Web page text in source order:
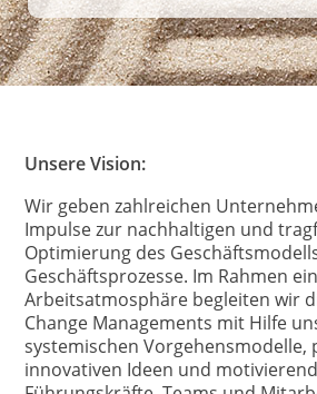
Unsere Vision:
Wir geben zahlreichen
Impulse zur nachhaltigen und
Optimierung des
Geschäftsprozesse. Im Rahmen
Arbeitsatmosphäre begleiten wir
Change Managements mit Hilfe
systemischen Vorgehensmodelle,
innovativen Ideen und